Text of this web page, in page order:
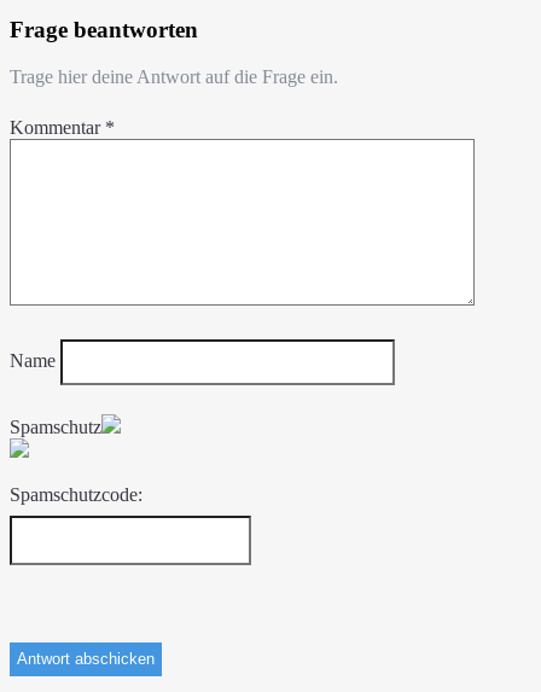
Frage beantworten
Trage hier deine Antwort auf die Frage ein.
Kommentar *
Name
Spamschutz
Spamschutzcode: